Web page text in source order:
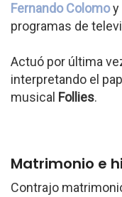
Fernando Colomoy
programas de
Actuó por última
interpretando el
musical Follies.
Matrimonio e
Contrajo